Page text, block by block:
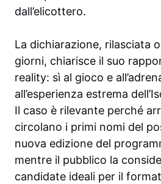
dall’elicottero.
La dichiarazione, rilasciata
giorni, chiarisce il suo
reality: sì al gioco e
all’esperienza estrema
Il caso è rilevante perché
circolano i primi nomi del
nuova edizione del
mentre il pubblico la
candidate ideali per il